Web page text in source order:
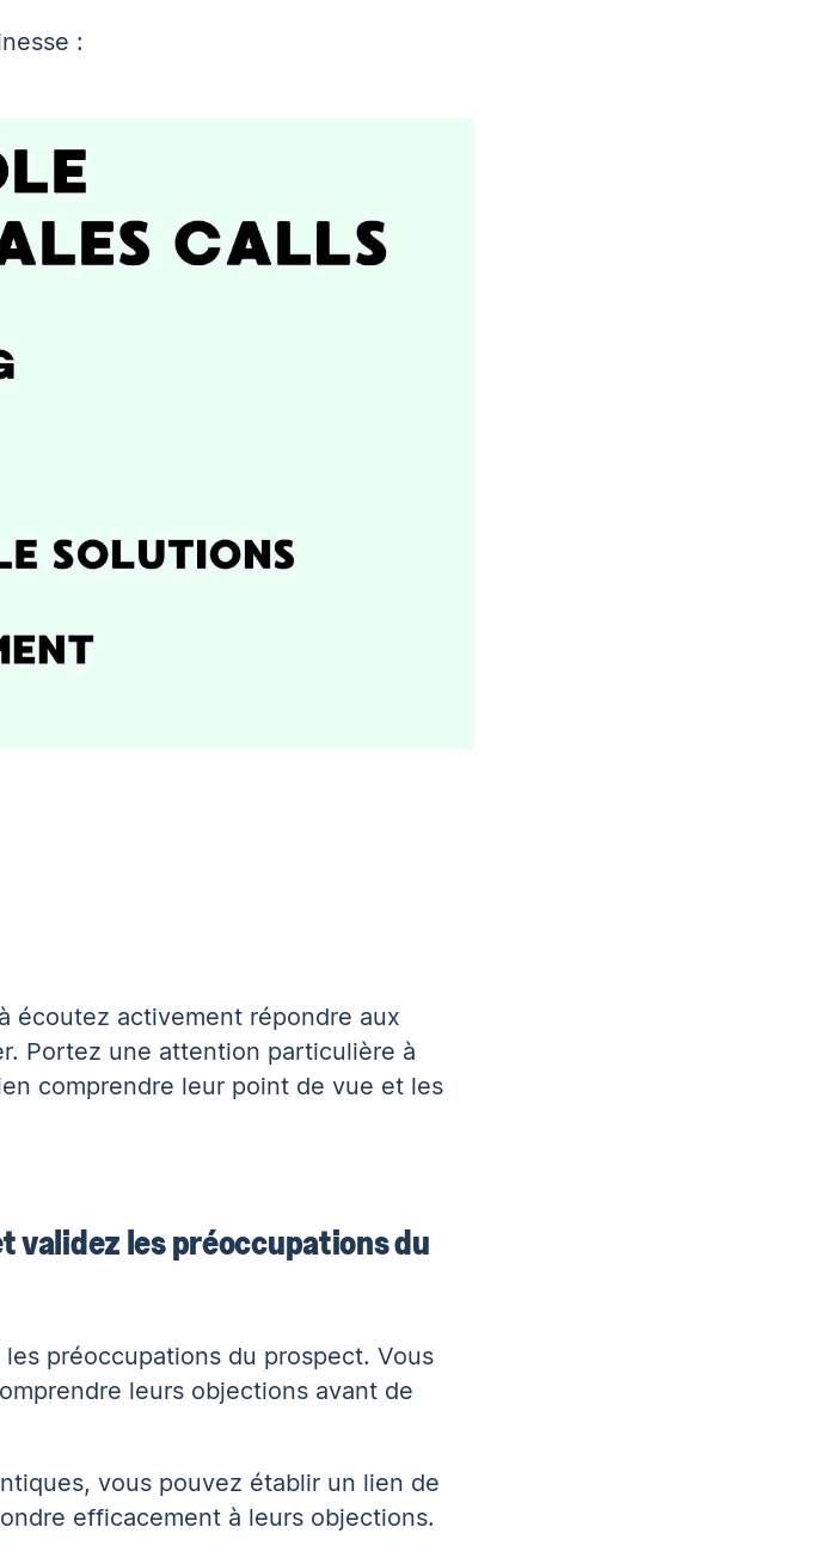
:
écoutez activementrépondre aux
Portez une attention particulière à
comprendre leur point de vue et les
validez les préoccupations du
préoccupations du prospect. Vous
leurs objections avant de
vous pouvez établir un lien de
efficacement à leurs objections.